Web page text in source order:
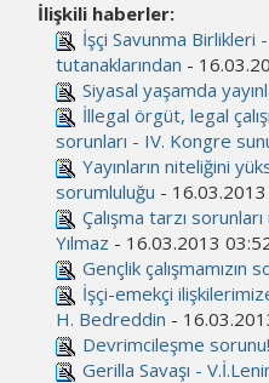
İlişkili haberler:
İşçi Savunma Birlikleri
tutanaklarından -
Siyasal yaşamda
İllegal örgüt, legal
sorunları - IV. Kongre
Yayınların niteliğini
sorumluluğu -
Çalışma tarzı
Yılmaz - 16.03.2013
Gençlik çalışmamızın
İşçi-emekçi
H. Bedreddin -
Devrimcileşme sorunu!
Gerilla Savaşı -